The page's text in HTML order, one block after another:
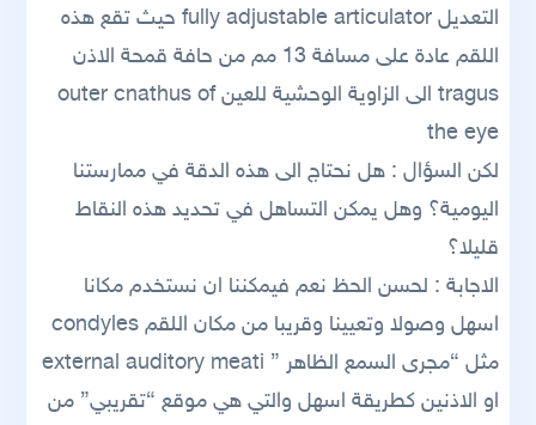
التعديل fully adjustable articulator حيث تقع هذه
اللقم عادة على مسافة 13 مم من حافة قمحة الاذن
tragus الى الزاوية الوحشية للعين outer cnathus of
the eye
لكن السؤال : هل نحتاج الى هذه الدقة في ممارستنا
اليومية؟ وهل يمكن التساهل في تحديد هذه النقاط
قليلا؟
الاجابة : لحسن الحظ نعم فيمكننا ان نستخدم مكانا
اسهل وصولا وتعيينا وقريبا من مكان اللقم condyles
مثل “مجرى السمع الظاهر ” external auditory meati
او الاذنين كطريقة اسهل والتي هي موقع “تقريبي” من